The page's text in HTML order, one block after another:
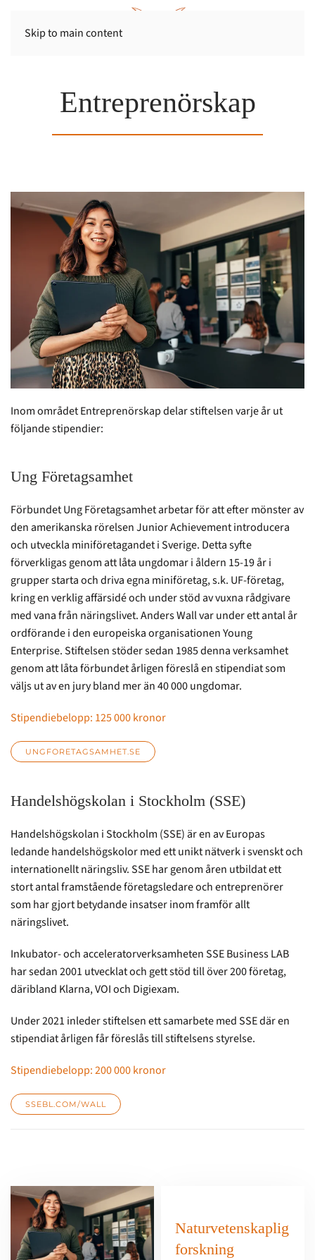
Skip to main content
Entreprenörskap
Inom området Entreprenörskap delar stiftelsen varje år ut
följande stipendier:
Ung Företagsamhet
Förbundet Ung Företagsamhet arbetar för att efter mönster av
den amerikanska rörelsen Junior Achievement introducera
och utveckla miniföretagandet i Sverige. Detta syfte
förverkligas genom att låta ungdomar i åldern 15-19 år i
grupper starta och driva egna miniföretag, s.k. UF-företag,
kring en verklig affärsidé och under stöd av vuxna rådgivare
med vana från näringslivet. Anders Wall var under ett antal år
ordförande i den europeiska organisationen Young
Enterprise. Stiftelsen stöder sedan 1985 denna verksamhet
genom att låta förbundet årligen föreslå en stipendiat som
väljs ut av en jury bland mer än 40 000 ungdomar.
Stipendiebelopp: 125 000 kronor
UNGFORETAGSAMHET.SE
Handelshögskolan i Stockholm (SSE)
Handelshögskolan i Stockholm (SSE) är en av Europas
ledande handelshögskolor med ett unikt nätverk i svenskt och
internationellt näringsliv. SSE har genom åren utbildat ett
stort antal framstående företagsledare och entreprenörer
som har gjort betydande insatser inom framför allt
näringslivet.
Inkubator- och acceleratorverksamheten SSE Business LAB
har sedan 2001 utvecklat och gett stöd till över 200 företag,
däribland Klarna, VOI och Digiexam.
Under 2021 inleder stiftelsen ett samarbete med SSE där en
stipendiat årligen får föreslås till stiftelsens styrelse.
Stipendiebelopp: 200 000 kronor
SSEBL.COM/WALL
Naturvetenskaplig
forskning